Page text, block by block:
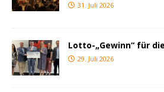
31. Juli 2026
Lotto-„Gewinn“ für
29. Juli 2026